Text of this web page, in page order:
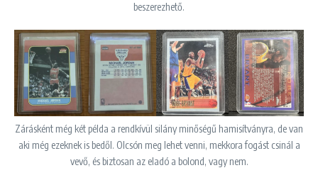
beszerezhető.
Zárásként még két példa a rendkívül silány minőségű hamisítványra, de van
aki még ezeknek is bedől. Olcsón meg lehet venni, mekkora fogást csinál a
vevő, és biztosan az eladó a bolond, vagy nem.